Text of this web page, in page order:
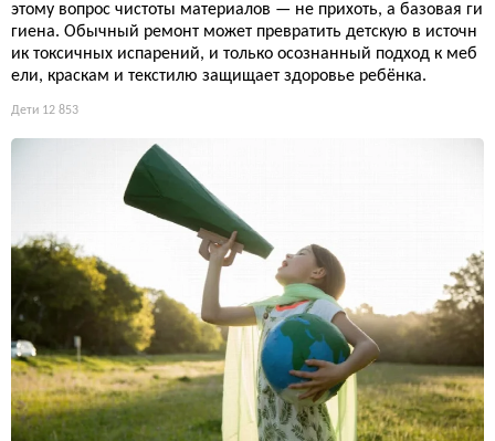
этому вопрос чистоты материалов — не прихоть, а базовая ги
гиена. Обычный ремонт может превратить детскую в источн
ик токсичных испарений, и только осознанный подход к меб
ели, краскам и текстилю защищает здоровье ребёнка.
Дети 12 853